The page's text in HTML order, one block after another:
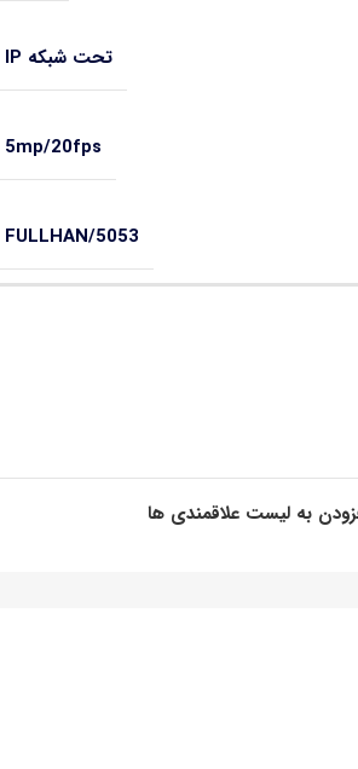
تحت شبکه IP
5mp/20fps
FULLHAN/5053
به لیست علاقمندی ها